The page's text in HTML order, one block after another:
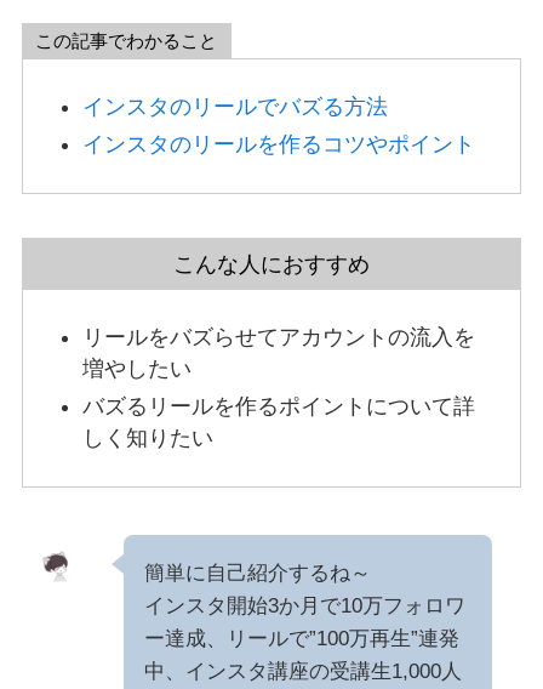
この記事でわかること
インスタのリールでバズる方法
インスタのリールを作るコツやポイント
こんな人におすすめ
リールをバズらせてアカウントの流入を
増やしたい
バズるリールを作るポイントについて詳
しく知りたい
簡単に自己紹介するね～
インスタ開始3か月で10万フォロワ
ー達成、リールで”100万再生”連発
中、インスタ講座の受講生1,000人